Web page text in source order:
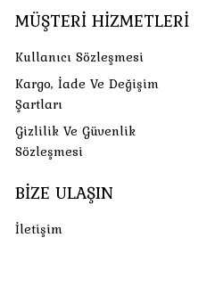
MÜŞTERI HIZMETLERI
Kullanıcı Sözleşmesi
Kargo, İade Ve Değişim
Şartları
Gizlilik Ve Güvenlik
Sözleşmesi
BIZE ULAŞIN
İletişim